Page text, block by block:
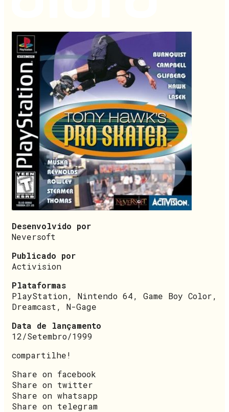
Desenvolvido por
Neversoft
Publicado por
Activision
Plataformas
PlayStation, Nintendo 64, Game Boy Color,
Dreamcast, N-Gage
Data de lançamento
12/Setembro/1999
compartilhe!
Share on facebook
Share on twitter
Share on whatsapp
Share on telegram